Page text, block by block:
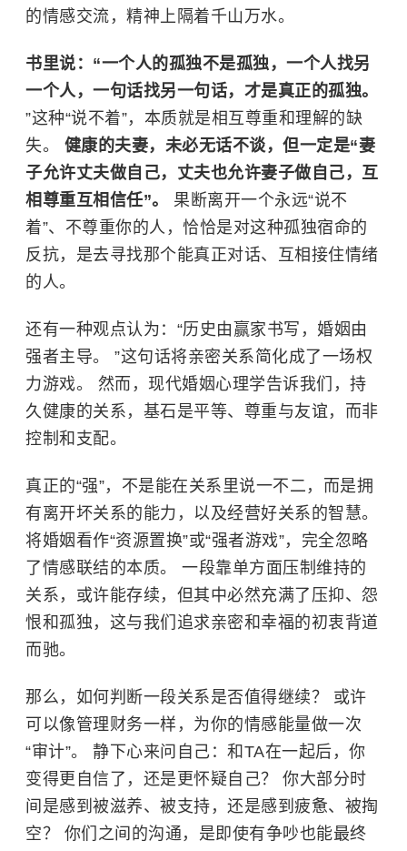
的情感交流，精神上隔着千山万水。
书里说：“一个人的孤独不是孤独，一个人找另
一个人，一句话找另一句话，才是真正的孤独。
”这种“说不着”，本质就是相互尊重和理解的缺
失。 健康的夫妻，未必无话不谈，但一定是“妻
子允许丈夫做自己，丈夫也允许妻子做自己，互
相尊重互相信任”。 果断离开一个永远“说不
着”、不尊重你的人，恰恰是对这种孤独宿命的
反抗，是去寻找那个能真正对话、互相接住情绪
的人。
还有一种观点认为：“历史由赢家书写，婚姻由
强者主导。 ”这句话将亲密关系简化成了一场权
力游戏。 然而，现代婚姻心理学告诉我们，持
久健康的关系，基石是平等、尊重与友谊，而非
控制和支配。
真正的“强”，不是能在关系里说一不二，而是拥
有离开坏关系的能力，以及经营好关系的智慧。
将婚姻看作“资源置换”或“强者游戏”，完全忽略
了情感联结的本质。 一段靠单方面压制维持的
关系，或许能存续，但其中必然充满了压抑、怨
恨和孤独，这与我们追求亲密和幸福的初衷背道
而驰。
那么，如何判断一段关系是否值得继续？ 或许
可以像管理财务一样，为你的情感能量做一次
“审计”。 静下心来问自己：和TA在一起后，你
变得更自信了，还是更怀疑自己？ 你大部分时
间是感到被滋养、被支持，还是感到疲惫、被掏
空？ 你们之间的沟通，是即使有争吵也能最终